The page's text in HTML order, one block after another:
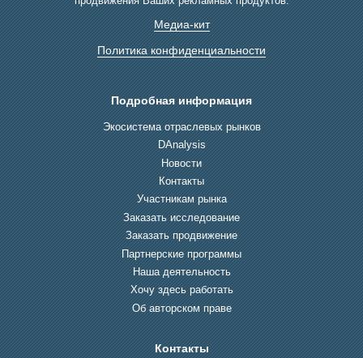
Медиа-кит
Политика конфиденциальности
Подробная информация
Экосистема отраслевых рынков
DAnalysis
Новости
Контакты
Участникам рынка
Заказать исследование
Заказать продвижение
Партнерские программы
Наша деятельность
Хочу здесь работать
Об авторском праве
Контакты